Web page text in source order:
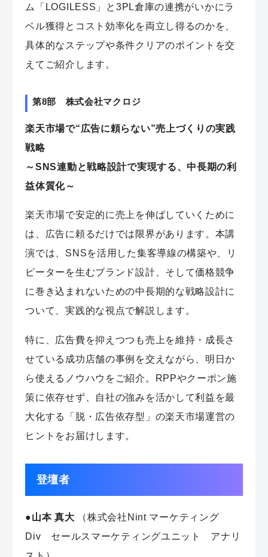
ム「LOGILESS」と3PL倉庫の連携がいかにラ
ベル獲得とコスト効率化を両立し得るのかを、
具体的なステップや条件クリアのポイントを交
えてご紹介します。
第8部 株式会社マクロジ
楽天市場で“広告に頼らない”売上づくりの実践
戦略
～SNS連動と戦略設計で実現する、中長期の利
益体質化～
楽天市場で安定的に売上を伸ばしていくために
は、広告に頼るだけでは限界があります。本講
演では、SNSを活用した集客導線の構築や、リ
ピーターを生むブランド設計、そして価格競争
に巻き込まれないための中長期的な戦略設計に
ついて、実践的な視点で解説します。
特に、広告費を抑えつつも売上を維持・成長さ
せている成功店舗の事例を交えながら、明日か
ら使えるノウハウをご紹介。RPPやクーポン施
策に依存せず、自社の強みを活かして利益を最
大化する「脱・広告依存型」の楽天市場運営の
ヒントをお届けします。
登壇者
●山本 真大 （株式会社Nint マーケティング
Div セールスマーケティングユニット アナリ